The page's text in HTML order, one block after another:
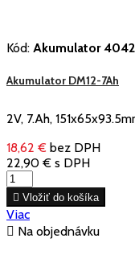
Kód: Akumulator
Akumulator DM12-7Ah
2V, 7.Ah,
18,62 € bez DPH
22,90 € s DPH
 Vložiť do košíka
Viac
 Na objednávku